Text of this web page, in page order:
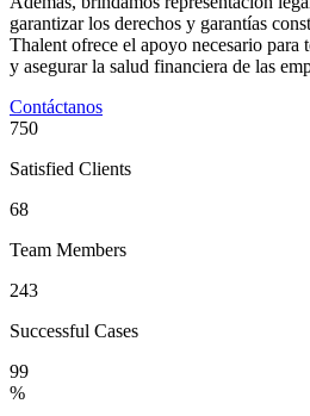
garantizar los derechos y garantías
Thalent ofrece el apoyo necesario para
y asegurar la salud financiera de las
Contáctanos
750
Satisfied Clients
68
Team Members
243
Successful Cases
99
%